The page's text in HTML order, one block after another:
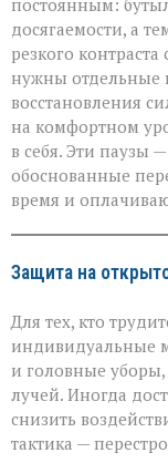
постоянным:
досягаемости, а
резкого
нужны отдельные
восстановления
на комфортном
в себя. Эти паузы
обоснованные
время и
Защита на
Для тех, кто
индивидуальные
и головные
лучей. Иногда
снизить
тактика —